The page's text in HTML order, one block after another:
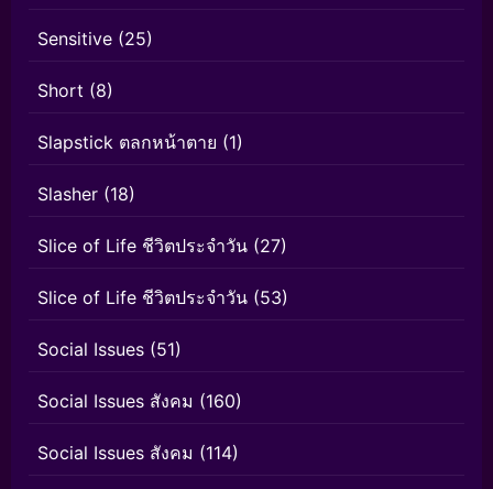
Sensitive (25)
Short (8)
Slapstick ตลกหน้าตาย (1)
Slasher (18)
Slice of Life ชีวิตประจำวัน (27)
Slice of Life ชีวิตประจำวัน (53)
Social Issues (51)
Social Issues สังคม (160)
Social Issues สังคม (114)